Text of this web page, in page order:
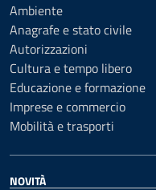
Ambiente
Anagrafe e stato civile
Autorizzazioni
Cultura e tempo libero
Educazione e formazione
Imprese e commercio
Mobilità e trasporti
NOVITÀ